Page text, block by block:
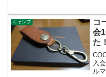
リ
ん
キャンプ
コ
会
た！
入
ル